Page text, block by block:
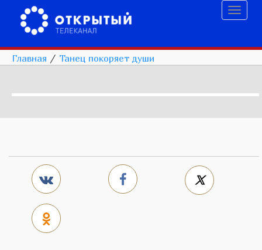
Главная / Танец покоряет души